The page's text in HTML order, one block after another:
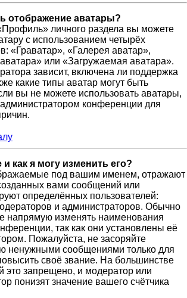
отображение аватары?
личного раздела вы можете
с использованием четырёх
«Граватар», «Галерея аватар»,
или «Загружаемая аватара».
зависит, включена ли поддержка
какие типы аватар могут быть
вы не можете использовать аватары,
конференции для
и как я могу изменить его?
под вашим именем, отражают
вами сообщений или
определённых пользователей:
и администраторов. Обычно
напрямую изменять наименования
так как они установлены её
Пожалуйста, не засоряйте
ненужными сообщениями только для
своё звание. На большинстве
это запрещено, и модератор или
понизят значение вашего счётчика